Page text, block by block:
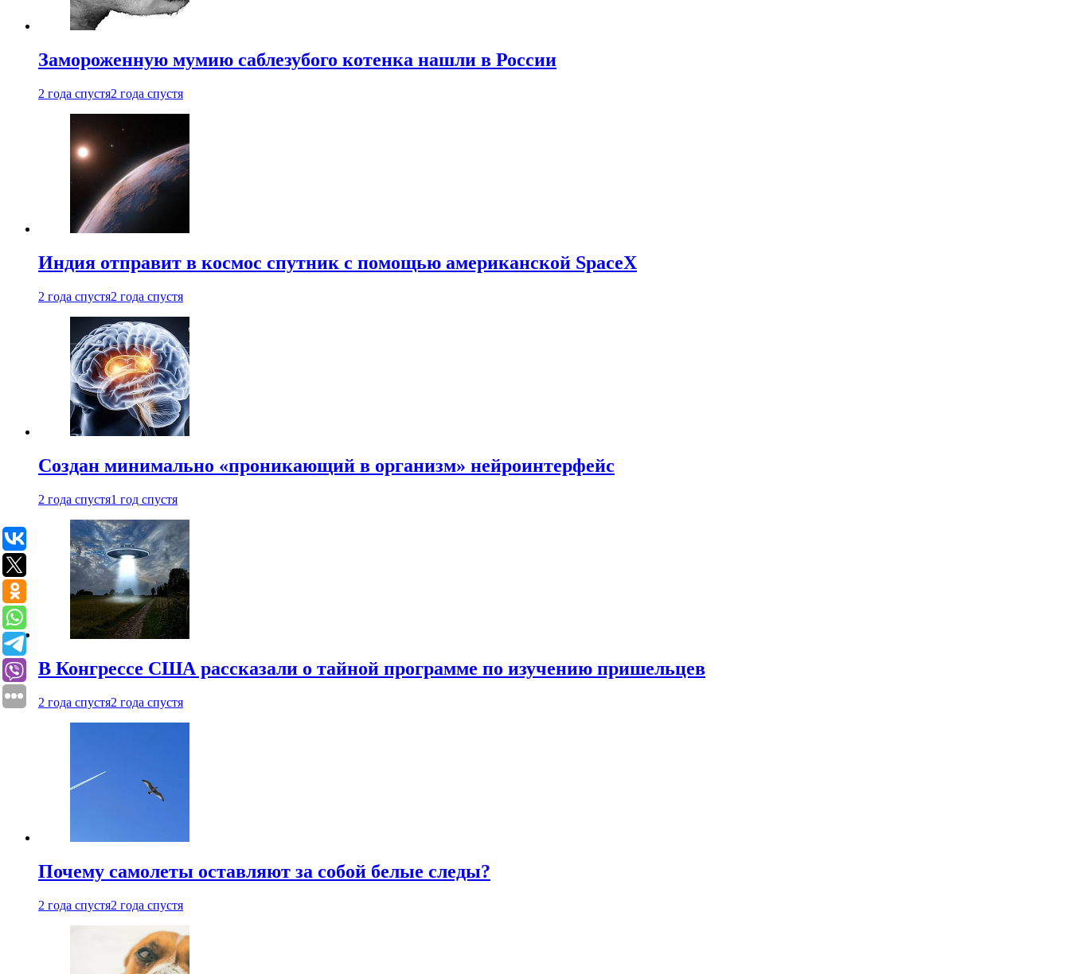
Замороженную мумию саблезубого котенка нашли в России
2 года спустя2 года спустя
Индия отправит в космос спутник с помощью американской SpaceX
2 года спустя2 года спустя
Создан минимально «проникающий в организм» нейроинтерфейс
2 года спустя1 год спустя
В Конгрессе США рассказали о тайной программе по изучению пришельцев
2 года спустя2 года спустя
Почему самолеты оставляют за собой белые следы?
2 года спустя2 года спустя